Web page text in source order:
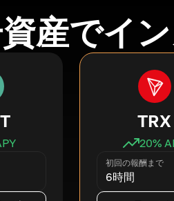
産でイ
TRX
20%
初回の報酬まで
6時間